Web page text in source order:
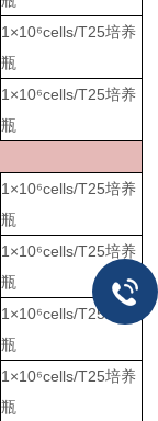
1×10⁶cells/T25培养
瓶
1×10⁶cells/T25培养
瓶
1×10⁶cells/T25培养
瓶
1×10⁶cells/T25培养
瓶
1×10⁶cells/T25培养
瓶
1×10⁶cells/T25培养
瓶